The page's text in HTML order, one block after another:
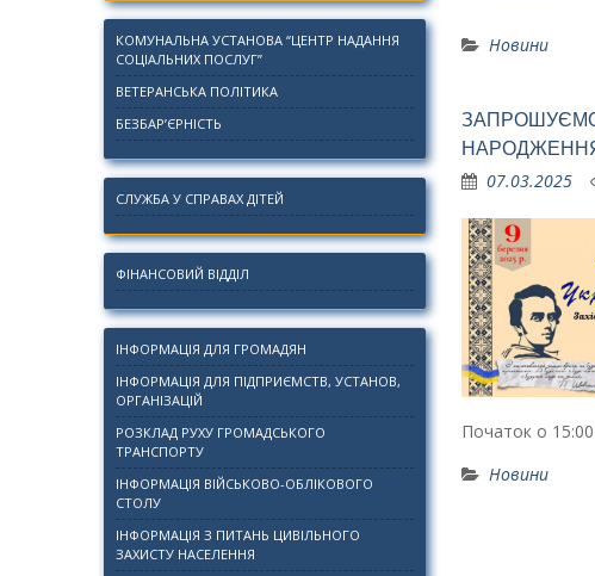
Новини
ЗАПРОШУЄМО
07.03.2025
Початок о 15:00
Новини
КОМУНАЛЬНА УСТАНОВА “ЦЕНТР НАДАННЯ
СОЦІАЛЬНИХ ПОСЛУГ”
ВЕТЕРАНСЬКА ПОЛІТИКА
БЕЗБАР’ЄРНІСТЬ
СЛУЖБА У СПРАВАХ ДІТЕЙ
ФІНАНСОВИЙ ВІДДІЛ
ІНФОРМАЦІЯ ДЛЯ ГРОМАДЯН
ІНФОРМАЦІЯ ДЛЯ ПІДПРИЄМСТВ, УСТАНОВ,
ОРГАНІЗАЦІЙ
РОЗКЛАД РУХУ ГРОМАДСЬКОГО
ТРАНСПОРТУ
ІНФОРМАЦІЯ ВІЙСЬКОВО-ОБЛІКОВОГО
СТОЛУ
ІНФОРМАЦІЯ З ПИТАНЬ ЦИВІЛЬНОГО
ЗАХИСТУ НАСЕЛЕННЯ